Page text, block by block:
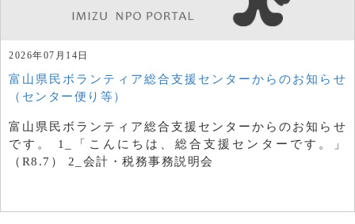
2026年07月14日
富山県民ボランティア総合支援センターからのお知らせ
（センター便り等）
富山県民ボランティア総合支援センターからのお知らせ
です。 1_「こんにちは、総合支援センターです。」
（R8.7） 2_会計・税務事務説明会